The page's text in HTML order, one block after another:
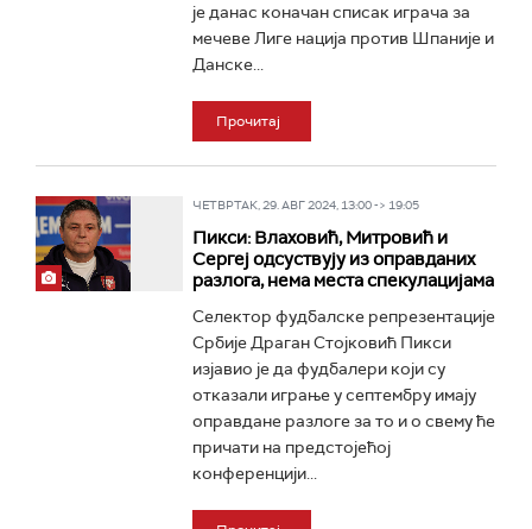
је данас коначан списак играча за
мечеве Лиге нација против Шпаније и
Данске...
Прочитај
ЧЕТВРТАК, 29. АВГ 2024, 13:00 -> 19:05
Пикси: Влаховић, Митровић и
Сергеј одсуствују из оправданих
разлога, нема места спекулацијама
Селектор фудбалске репрезентације
Србије Драган Стојковић Пикси
изјавио је да фудбалери који су
отказали играње у септембру имају
оправдане разлоге за то и о свему ће
причати на предстојећој
конференцији...